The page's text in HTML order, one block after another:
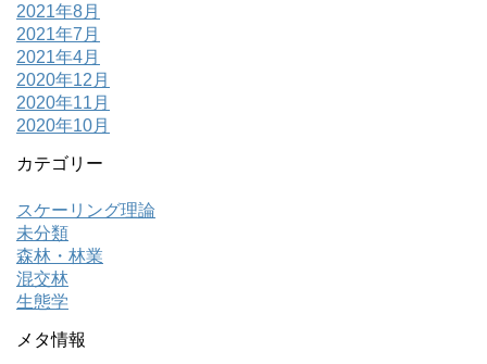
2021年8月
2021年7月
2021年4月
2020年12月
2020年11月
2020年10月
カテゴリー
スケーリング理論
未分類
森林・林業
混交林
生態学
メタ情報